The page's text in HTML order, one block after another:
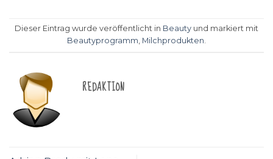
Dieser Eintrag wurde veröffentlicht in Beauty und markiert mit
Beautyprogramm Milchprodukten
REDAKTION